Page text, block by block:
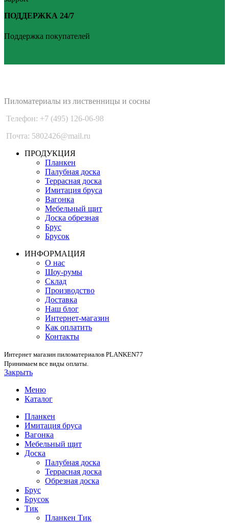
ПОДДЕРЖКА 24/7
Поддержка покупателей
Пиломатериалы из лиственницы и сосны
Телефон: +7 (495) 126-06-98
Почта: 5802426@mail.ru
ПРОДУКЦИЯ
Планкен
Палубная доска
Террасная доска
Имитация бруса
Вагонка
Мебельный щит
Доска обрезная
Брус
Брусок
ИНФОРМАЦИЯ
О нас
Шоу-румы
Склад
Производство
Доставка
Наш блог
Интернет-магазин
Как оплатить
Контакты
Интернет магазин пиломатериалов PLANKEN77
Принимаем все виды оплаты.
Закрыть
Меню
Каталог
Планкен
Имитация бруса
Вагонка
Мебельный щит
Доска
Палубная доска
Террасная доска
Обрезная доска
Брус
Брусок
Тик
Планкен Тик